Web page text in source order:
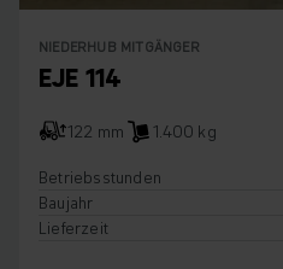
NIEDERHUB MITGÄNGER
EJE 114
122 mm
1.400 kg
Betriebsstunden
Baujahr
Lieferzeit